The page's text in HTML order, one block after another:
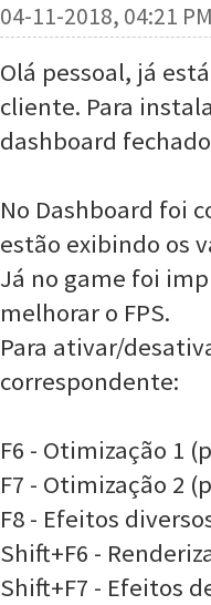
04-11-2018, 04:21
Olá pessoal, já
cliente. Para
dashboard
No Dashboard foi
estão exibindo os
Já no game foi
melhorar o FPS.
Para ativar/
correspondente:
F6 - Otimização 1
F7 - Otimização 2
F8 - Efeitos
Shift+F6 -
Shift+F7 - Efeitos